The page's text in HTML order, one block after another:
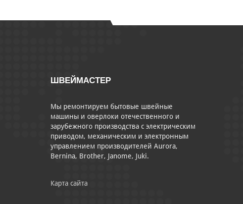
ШВЕЙМАСТЕР
Мы ремонтируем бытовые швейные
машины и оверлоки отечественного и
зарубежного производства с электрическим
приводом, механическим и электронным
управлением производителей Aurora,
Bernina, Brother, Janome, Juki.
Карта сайта